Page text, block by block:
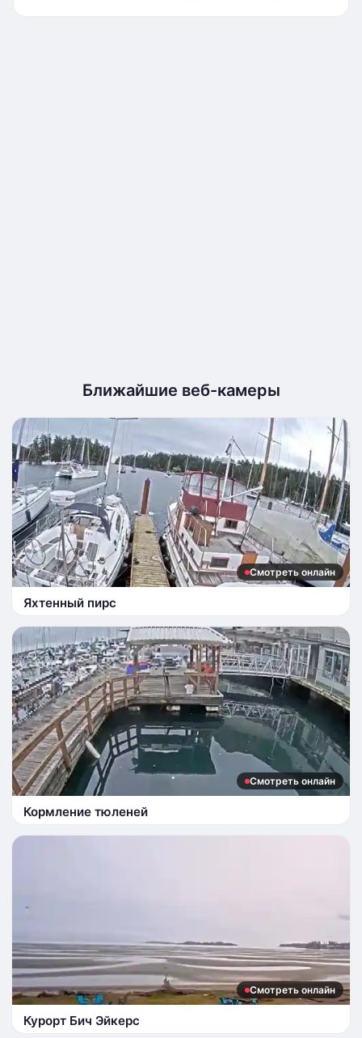
Ближайшие веб-камеры
Смотреть онлайн
Яхтенный пирс
Смотреть онлайн
Кормление тюленей
Смотреть онлайн
Курорт Бич Эйкерс